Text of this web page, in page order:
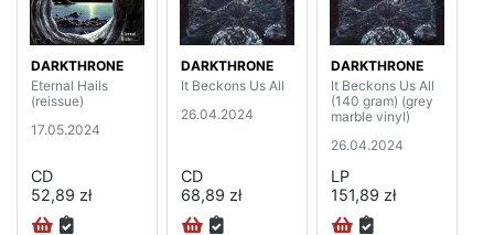
DARKTHRONE
Eternal Hails
(reissue)
17.05.2024
CD
52,89 zł
DARKTHRONE
It Beckons Us All
26.04.2024
CD
68,89 zł
DARKTHRONE
It Beckons Us All
(140 gram) (grey
marble vinyl)
26.04.2024
LP
151,89 zł